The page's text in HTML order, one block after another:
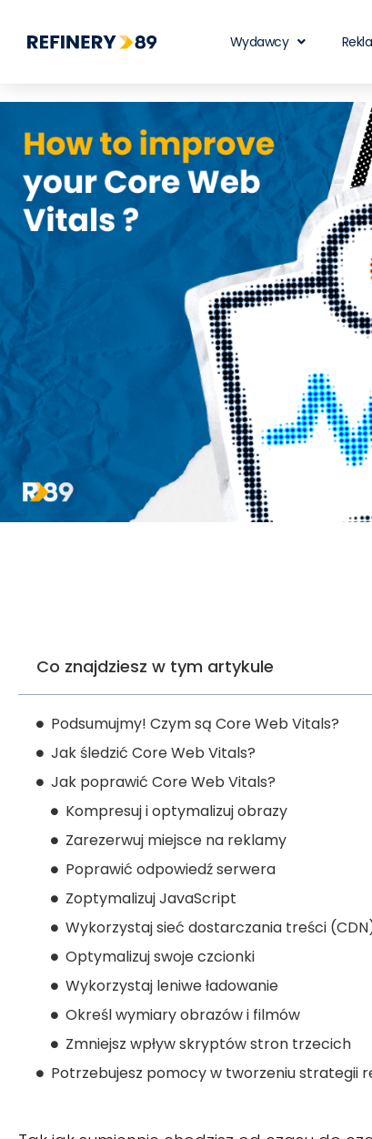
Wydawcy
Co znajdziesz w tym artykule
Podsumujmy! Czym są Core Web Vitals?
Jak śledzić Core Web Vitals?
Jak poprawić Core Web Vitals?
Kompresuj i optymalizuj obrazy
Zarezerwuj miejsce na reklamy
Poprawić odpowiedź serwera
Zoptymalizuj JavaScript
Wykorzystaj sieć dostarczania treści
Optymalizuj swoje czcionki
Wykorzystaj leniwe ładowanie
Określ wymiary obrazów i filmów
Zmniejsz wpływ skryptów stron trzecich
Potrzebujesz pomocy w tworzeniu strategii